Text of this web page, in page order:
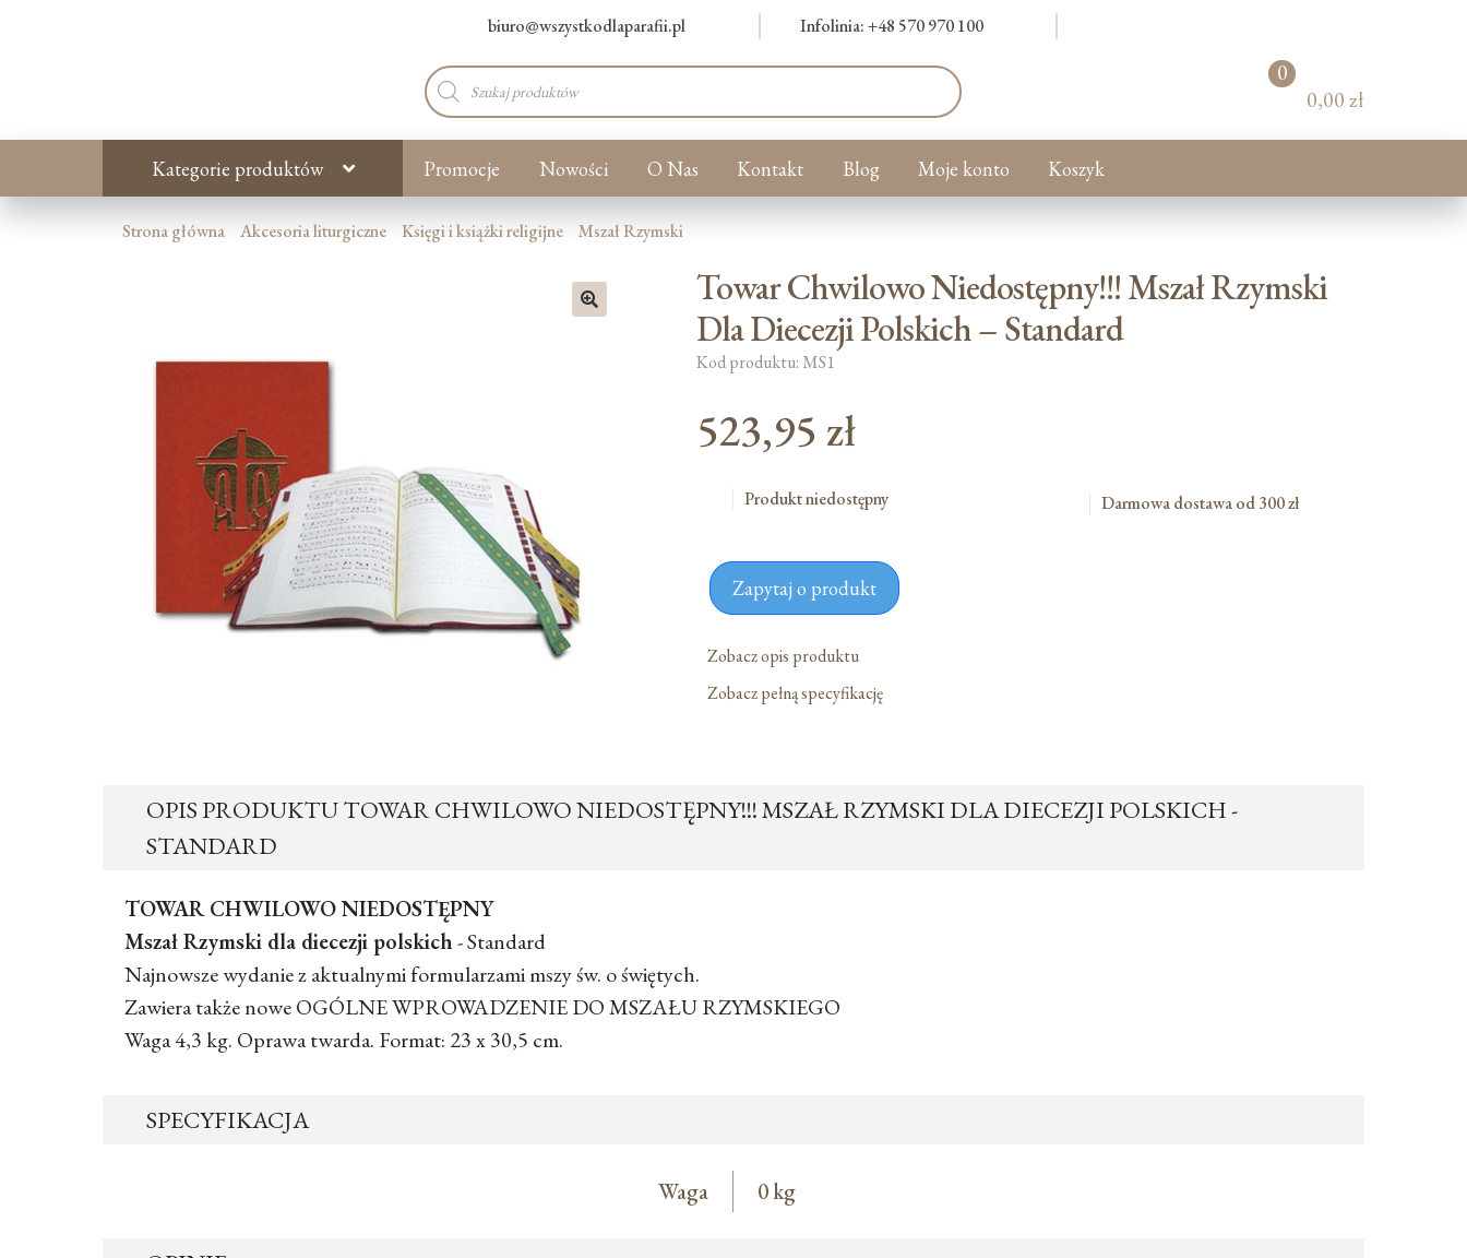
biuro@wszystkodlaparafii.pl Infolinia: +48 570 970 100
Wyszukiwarka
produktów
0
pr
uk
w
0,00 zł
Kategorie produktów Promocje Nowości O Nas Kontakt Blog Moje konto Koszyk
Strona główna Akcesoria liturgiczne Księgi i książki religijne Mszał Rzymski
Towar Chwilowo Niedostępny!!! Mszał Rzymski
Dla Diecezji Polskich – Standard
Kod produktu: MS1
523,95 zł
Produkt niedostępny Darmowa dostawa od 300 zł
Zapytaj o produkt
Zobacz opis produktu
Zobacz pełną specyfikację
OPIS PRODUKTU TOWAR CHWILOWO NIEDOSTĘPNY!!! MSZAŁ RZYMSKI DLA DIECEZJI POLSKICH -
STANDARD
TOWAR CHWILOWO NIEDOSTĘPNY
Mszał Rzymski dla diecezji polskich- Standard
Najnowsze wydanie z aktualnymi formularzami mszy św. o świętych.
Zawiera także nowe OGÓLNE WPROWADZENIE DO MSZAŁU RZYMSKIEGO
Waga 4,3 kg. Oprawa twarda. Format: 23 x 30,5 cm.
SPECYFIKACJA
Waga 0 kg